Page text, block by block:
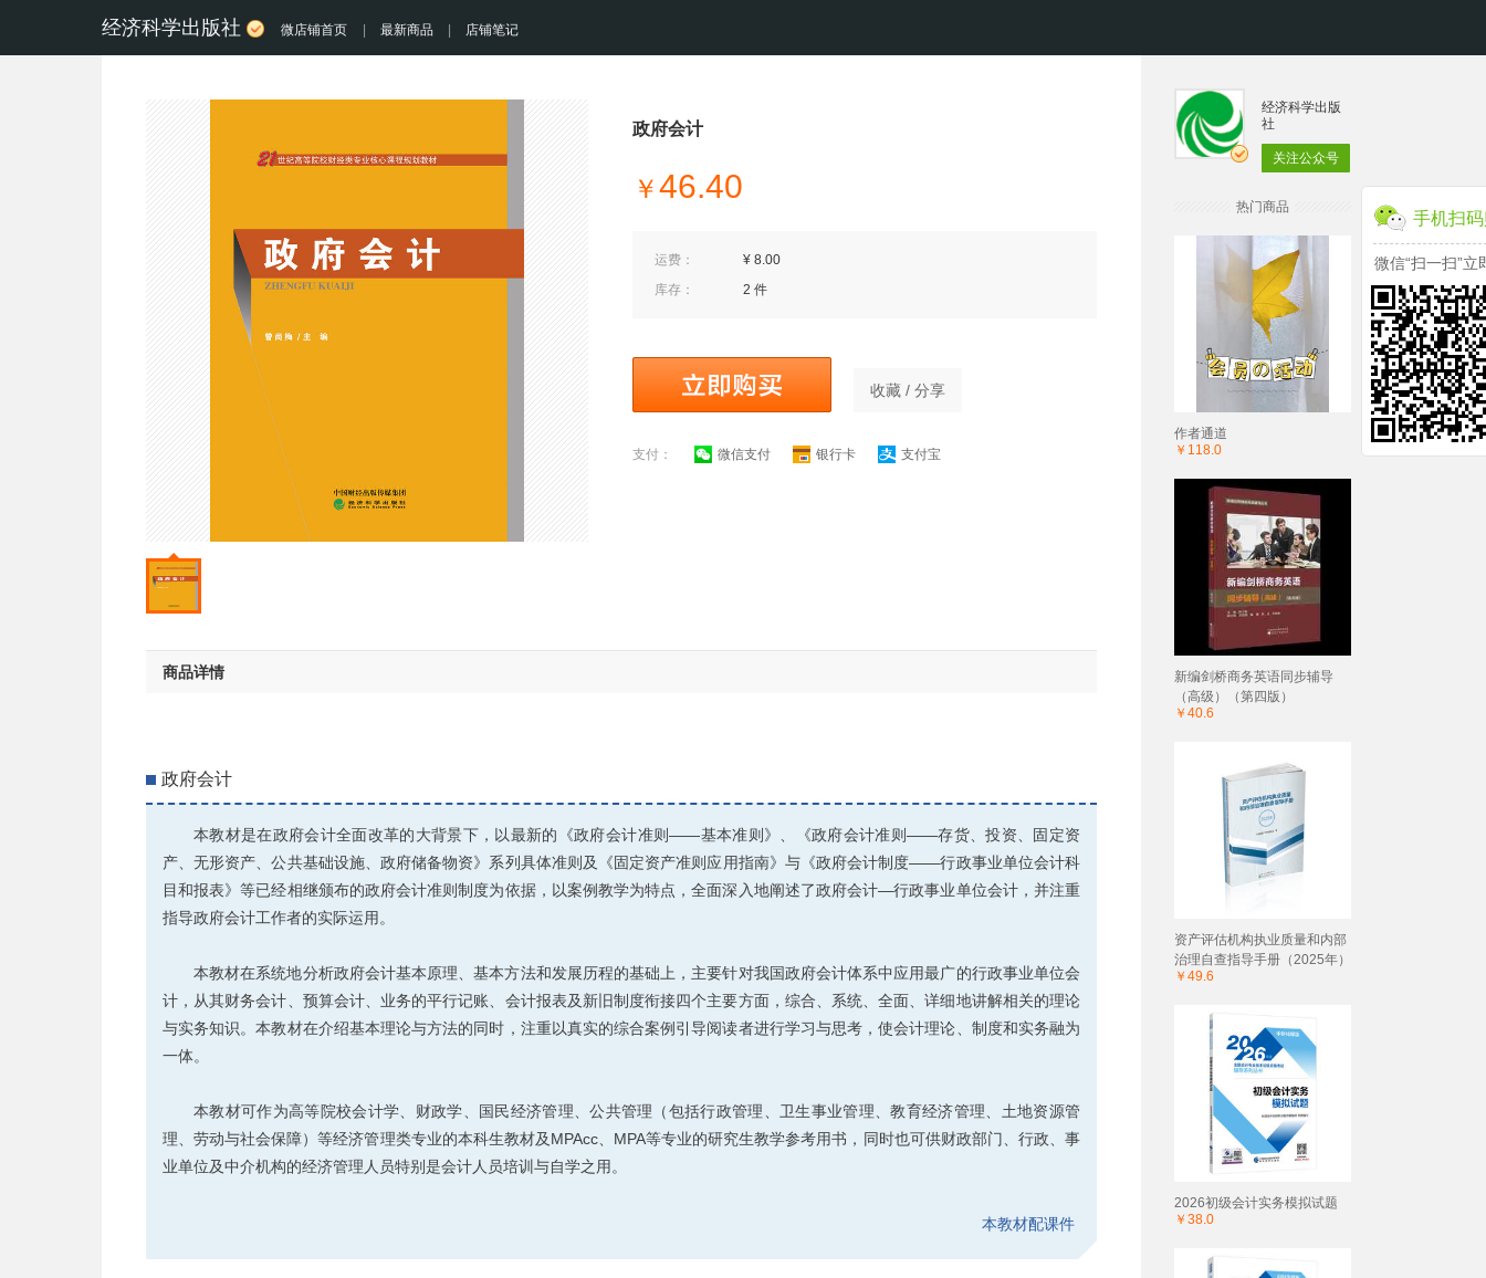
经济科学出版社 微店铺首页 最新商品 店铺笔记
政府会计
￥46.40
运费：
¥ 8.00
库存：
2 件
收藏 / 分享
支付： 微信支付 银行卡 支付宝
商品详情
政府会计
本教材是在政府会计全面改革的大背景下，以最新的《政府会计准则——基本准则》、《政府会计准则——存货、投资、固定资
产、无形资产、公共基础设施、政府储备物资》系列具体准则及《固定资产准则应用指南》与《政府会计制度——行政事业单位会计科
目和报表》等已经相继颁布的政府会计准则制度为依据，以案例教学为特点，全面深入地阐述了政府会计—行政事业单位会计，并注重
指导政府会计工作者的实际运用。
本教材在系统地分析政府会计基本原理、基本方法和发展历程的基础上，主要针对我国政府会计体系中应用最广的行政事业单位会
计，从其财务会计、预算会计、业务的平行记账、会计报表及新旧制度衔接四个主要方面，综合、系统、全面、详细地讲解相关的理论
与实务知识。本教材在介绍基本理论与方法的同时，注重以真实的综合案例引导阅读者进行学习与思考，使会计理论、制度和实务融为
一体。
本教材可作为高等院校会计学、财政学、国民经济管理、公共管理（包括行政管理、卫生事业管理、教育经济管理、土地资源管
理、劳动与社会保障）等经济管理类专业的本科生教材及MPAcc、MPA等专业的研究生教学参考用书，同时也可供财政部门、行政、事
业单位及中介机构的经济管理人员特别是会计人员培训与自学之用。
本教材配课件
经济科学出版
社
关注公众号
热门商品
作者通道
￥118.0
新编剑桥商务英语同步辅导
（高级）（第四版）
￥40.6
资产评估机构执业质量和内部
治理自查指导手册（2025年）
￥49.6
2026初级会计实务模拟试题
￥38.0
手机扫
微信“扫一扫”立